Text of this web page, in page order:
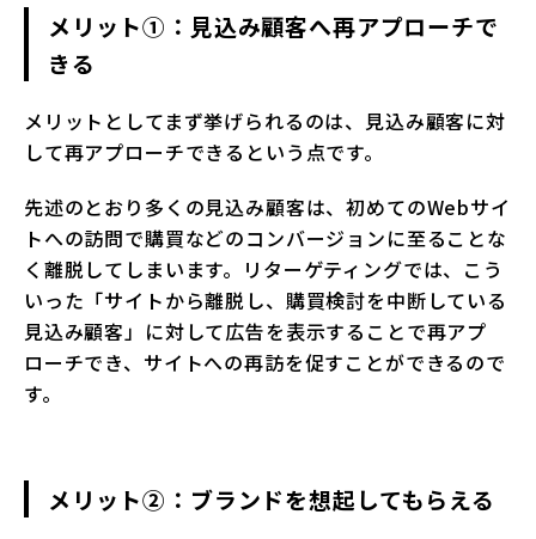
メリット①：見込み顧客へ再アプローチで
きる
メリットとしてまず挙げられるのは、見込み顧客に対
して再アプローチできるという点です。
先述のとおり多くの見込み顧客は、初めてのWebサイ
トへの訪問で購買などのコンバージョンに至ることな
く離脱してしまいます。リターゲティングでは、こう
いった「サイトから離脱し、購買検討を中断している
見込み顧客」に対して広告を表示することで再アプ
ローチでき、サイトへの再訪を促すことができるので
す。
メリット②：ブランドを想起してもらえる